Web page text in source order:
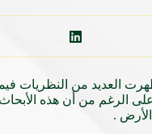
العديد من النظريات
من أن هذه الأبحاث
.